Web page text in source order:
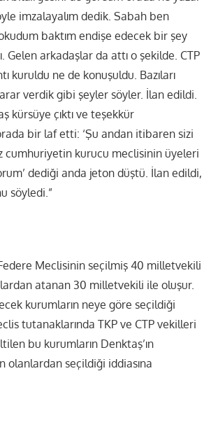
imzalayalım dedik. Sabah ben
baktım endişe edecek bir şey
Gelen arkadaşlar da attı o şekilde. CTP
kuruldu ne de konuşuldu. Bazıları
verdik gibi şeyler söyler. İlan edildi.
kürsüye çıktı ve teşekkür
bir laf etti: ‘Şu andan itibaren sizi
cumhuriyetin kurucu meclisinin üyeleri
dediği anda jeton düştü. İlan edildi,
söyledi.”
Meclisinin seçilmiş 40 milletvekili
atanan 30 milletvekili ile oluşur.
kurumların neye göre seçildiği
tutanaklarında TKP ve CTP vekilleri
bu kurumların Denktaş’ın
olanlardan seçildiği iddiasına